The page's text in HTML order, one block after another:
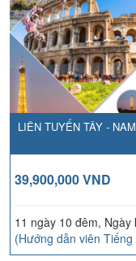
LIÊN TUYẾN TÂY -
39,900,000 VND
11 ngày 10 đêm, Ngày
(Hướng dẫn viên